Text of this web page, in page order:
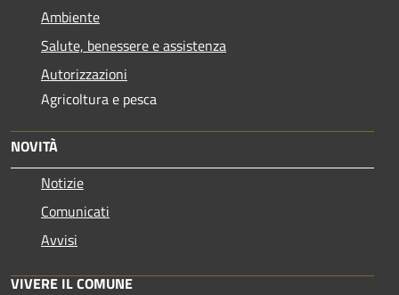
Ambiente
Salute, benessere e assistenza
Autorizzazioni
Agricoltura e pesca
NOVITÀ
Notizie
Comunicati
Avvisi
VIVERE IL COMUNE